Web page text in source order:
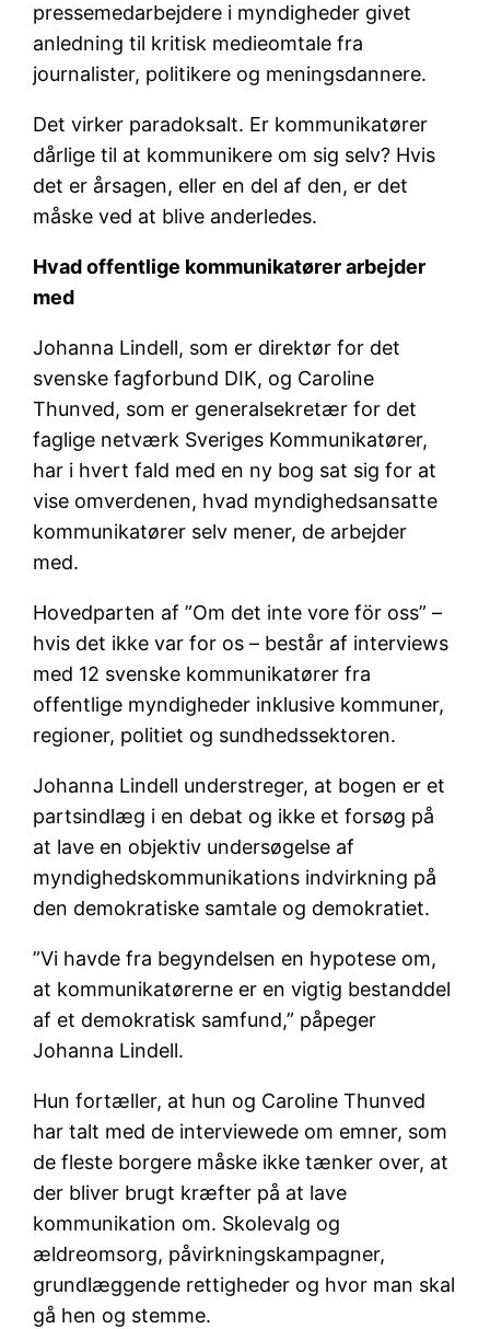
pressemedarbejdere i myndigheder givet
anledning til kritisk medieomtale fra
journalister, politikere og meningsdannere.
Det virker paradoksalt. Er kommunikatører
dårlige til at kommunikere om sig selv? Hvis
det er årsagen, eller en del af den, er det
måske ved at blive anderledes.
Hvad offentlige kommunikatører arbejder
med
Johanna Lindell, som er direktør for det
svenske fagforbund DIK, og Caroline
Thunved, som er generalsekretær for det
faglige netværk Sveriges Kommunikatører,
har i hvert fald med en ny bog sat sig for at
vise omverdenen, hvad myndighedsansatte
kommunikatører selv mener, de arbejder
med.
Hovedparten af ”Om det inte vore för oss” –
hvis det ikke var for os – består af interviews
med 12 svenske kommunikatører fra
offentlige myndigheder inklusive kommuner,
regioner, politiet og sundhedssektoren.
Johanna Lindell understreger, at bogen er et
partsindlæg i en debat og ikke et forsøg på
at lave en objektiv undersøgelse af
myndighedskommunikations indvirkning på
den demokratiske samtale og demokratiet.
”Vi havde fra begyndelsen en hypotese om,
at kommunikatørerne er en vigtig bestanddel
af et demokratisk samfund,” påpeger
Johanna Lindell.
Hun fortæller, at hun og Caroline Thunved
har talt med de interviewede om emner, som
de fleste borgere måske ikke tænker over, at
der bliver brugt kræfter på at lave
kommunikation om. Skolevalg og
ældreomsorg, påvirkningskampagner,
grundlæggende rettigheder og hvor man skal
gå hen og stemme.